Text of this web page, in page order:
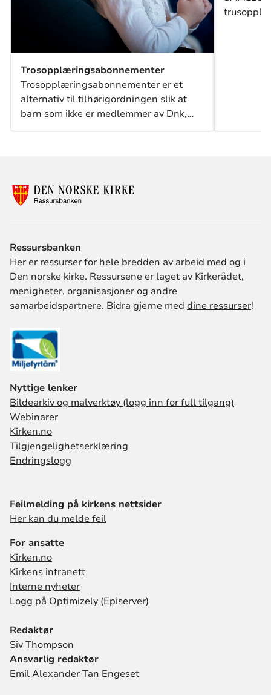
Trosopplæringsabonnementer
Trosopplæringsabonnementer er et
alternativ til tilhørigordningen slik at
barn som ikke er medlemmer av Dnk,
kan få tilsendt tilbud om tiltak og
Ressursbanken
Her er ressurser for hele bredden av arbeid med og i
Den norske kirke. Ressursene er laget av Kirkerådet,
menigheter, organisasjoner og andre
samarbeidspartnere. Bidra gjerne med dine ressurser!
Nyttige lenker
Bildearkiv og malverktøy (logg inn for full tilgang)
Webinarer
Kirken.no
Tilgjengelighetserklæring
Endringslogg
Feilmelding på kirkens nettsider
Her kan du melde feil
For ansatte
Kirken.no
Kirkens intranett
Interne nyheter
Logg på Optimizely (Episerver)
Redaktør
Siv Thompson
Ansvarlig redaktør
Emil Alexander Tan Engeset